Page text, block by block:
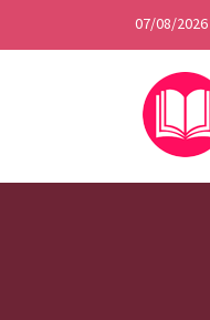
07/08/2026